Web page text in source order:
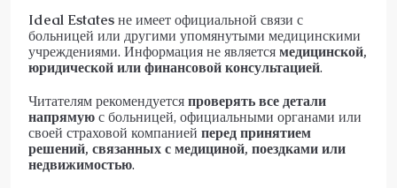
Ideal Estatesне имеет официальной связи с
больницей или другими упомянутыми медицинскими
учреждениями. Информация не являетсямедицинской,
юридической или финансовой консультацией.
Читателям рекомендуетсяпроверять все детали
напрямуюс больницей, официальными органами или
своей страховой компанией перед принятием
решений, связанных с медициной, поездками или
недвижимостью.